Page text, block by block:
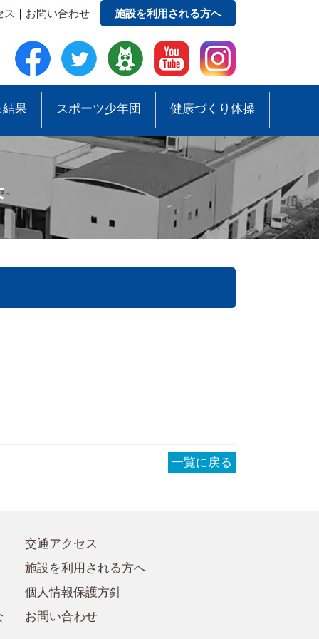
ス ｜ お問い合わせ ｜ 施設を利用される方へ
●緑地公園ガイドマップ
果 スポーツ少年団
●スポーツ少年団助成事業
健康づくり体操
一覧に戻る
交通アクセス
施設を利用される方へ
個人情報保護方針
お問い合わせ